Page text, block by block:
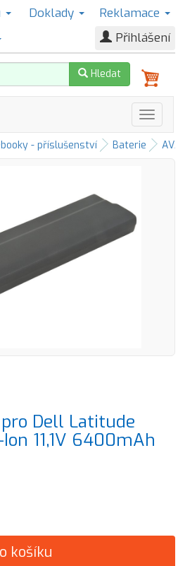
Doklady
Reklamace
Přihlášení
Hledat
- příslušenství Baterie
pro Dell Latitude
11,1V 6400mAh
košíku